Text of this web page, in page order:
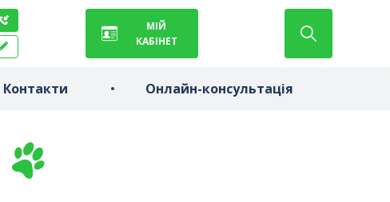
МІЙ
КАБІНЕТ
Контакти Онлайн-консультація